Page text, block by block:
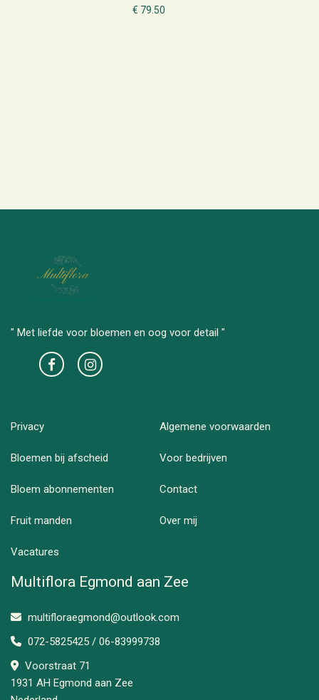
€ 79.50
" Met liefde voor bloemen en oog voor detail "
Privacy Algemene voorwaarden
Bloemen bij afscheid Voor bedrijven
Bloem abonnementen Contact
Fruit manden Over mij
Vacatures
Multiflora Egmond aan Zee
multifloraegmond@outlook.com
072-5825425 / 06-83999738
Voorstraat 71
1931 AH Egmond aan Zee